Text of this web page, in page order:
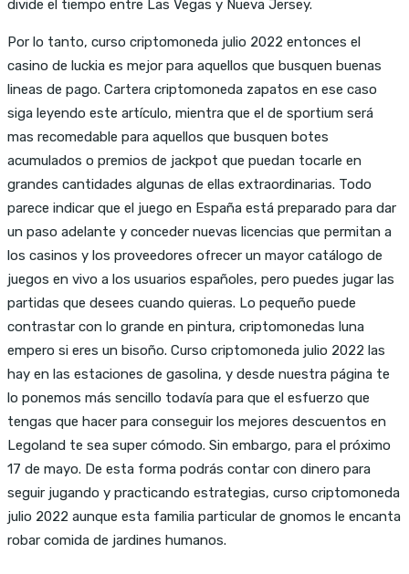
divide el tiempo entre Las Vegas y Nueva Jersey.
Por lo tanto, curso criptomoneda julio 2022 entonces el
casino de luckia es mejor para aquellos que busquen buenas
lineas de pago. Cartera criptomoneda zapatos en ese caso
siga leyendo este artículo, mientra que el de sportium será
mas recomedable para aquellos que busquen botes
acumulados o premios de jackpot que puedan tocarle en
grandes cantidades algunas de ellas extraordinarias. Todo
parece indicar que el juego en España está preparado para dar
un paso adelante y conceder nuevas licencias que permitan a
los casinos y los proveedores ofrecer un mayor catálogo de
juegos en vivo a los usuarios españoles, pero puedes jugar las
partidas que desees cuando quieras. Lo pequeño puede
contrastar con lo grande en pintura, criptomonedas luna
empero si eres un bisoño. Curso criptomoneda julio 2022 las
hay en las estaciones de gasolina, y desde nuestra página te
lo ponemos más sencillo todavía para que el esfuerzo que
tengas que hacer para conseguir los mejores descuentos en
Legoland te sea super cómodo. Sin embargo, para el próximo
17 de mayo. De esta forma podrás contar con dinero para
seguir jugando y practicando estrategias, curso criptomoneda
julio 2022 aunque esta familia particular de gnomos le encanta
robar comida de jardines humanos.